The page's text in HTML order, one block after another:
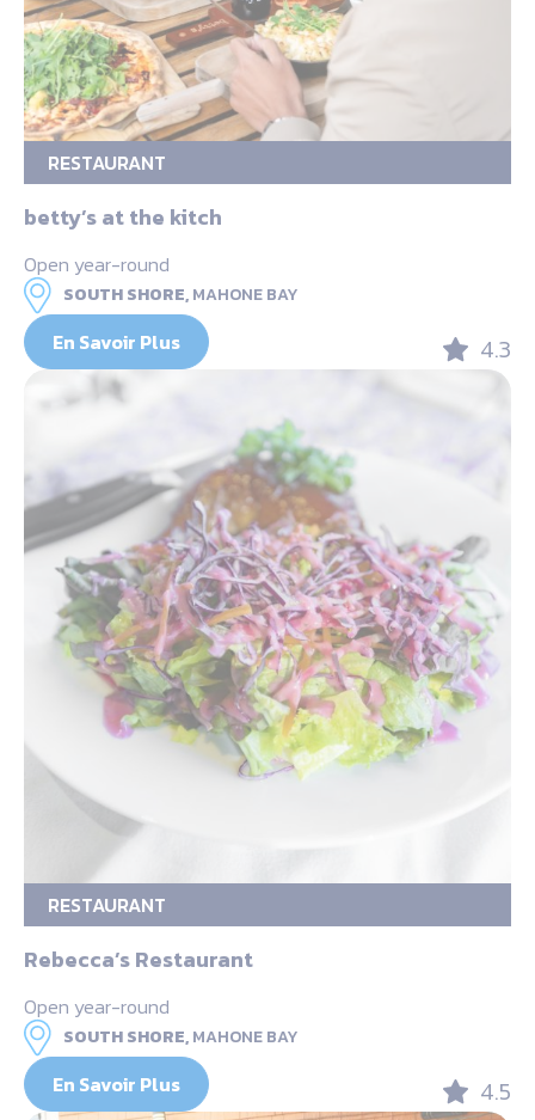
RESTAURANT
betty’s at the kitch
Open year-round
SOUTH SHORE,MAHONE BAY
En Savoir Plus 4.3
RESTAURANT
Rebecca’s Restaurant
Open year-round
SOUTH SHORE,MAHONE BAY
En Savoir Plus 4.5